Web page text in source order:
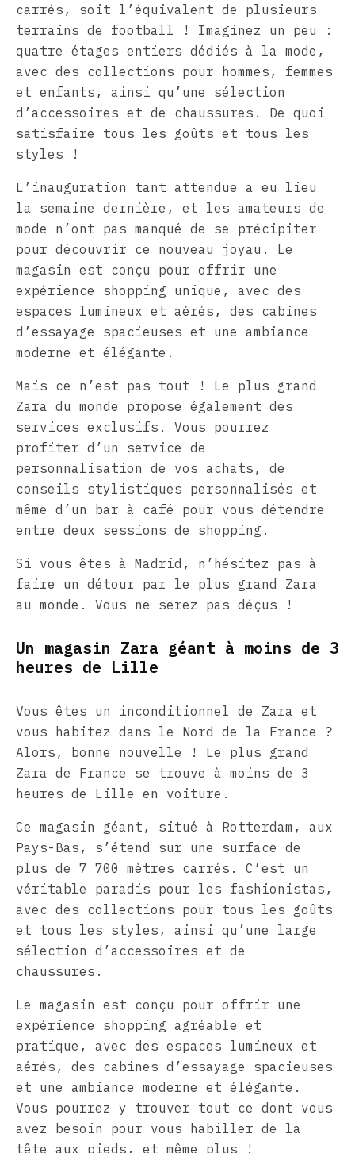
carrés, soit l’équivalent de plusieurs
terrains de football ! Imaginez un peu :
quatre étages entiers dédiés à la mode,
avec des collections pour hommes, femmes
et enfants, ainsi qu’une sélection
d’accessoires et de chaussures. De quoi
satisfaire tous les goûts et tous les
styles !
L’inauguration tant attendue a eu lieu
la semaine dernière, et les amateurs de
mode n’ont pas manqué de se précipiter
pour découvrir ce nouveau joyau. Le
magasin est conçu pour offrir une
expérience shopping unique, avec des
espaces lumineux et aérés, des cabines
d’essayage spacieuses et une ambiance
moderne et élégante.
Mais ce n’est pas tout ! Le plus grand
Zara du monde propose également des
services exclusifs. Vous pourrez
profiter d’un service de
personnalisation de vos achats, de
conseils stylistiques personnalisés et
même d’un bar à café pour vous détendre
entre deux sessions de shopping.
Si vous êtes à Madrid, n’hésitez pas à
faire un détour par le plus grand Zara
au monde. Vous ne serez pas déçus !
Un magasin Zara géant à moins de 3
heures de Lille
Vous êtes un inconditionnel de Zara et
vous habitez dans le Nord de la France ?
Alors, bonne nouvelle ! Le plus grand
Zara de France se trouve à moins de 3
heures de Lille en voiture.
Ce magasin géant, situé à Rotterdam, aux
Pays-Bas, s’étend sur une surface de
plus de 7 700 mètres carrés. C’est un
véritable paradis pour les fashionistas,
avec des collections pour tous les goûts
et tous les styles, ainsi qu’une large
sélection d’accessoires et de
chaussures.
Le magasin est conçu pour offrir une
expérience shopping agréable et
pratique, avec des espaces lumineux et
aérés, des cabines d’essayage spacieuses
et une ambiance moderne et élégante.
Vous pourrez y trouver tout ce dont vous
avez besoin pour vous habiller de la
tête aux pieds, et même plus !